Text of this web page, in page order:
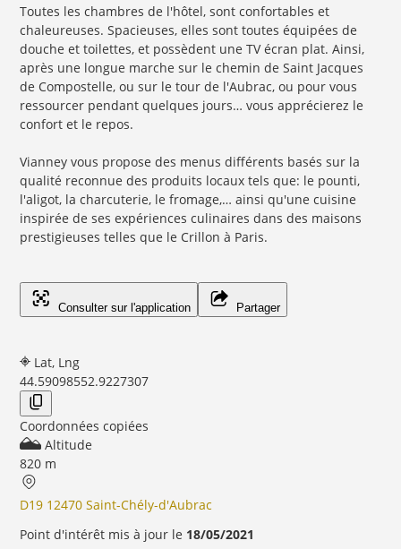
Toutes les chambres de l'hôtel, sont confortables et
chaleureuses. Spacieuses, elles sont toutes équipées de
douche et toilettes, et possèdent une TV écran plat. Ainsi,
après une longue marche sur le chemin de Saint Jacques
de Compostelle, ou sur le tour de l'Aubrac, ou pour vous
ressourcer pendant quelques jours… vous apprécierez le
confort et le repos.
Vianney vous propose des menus différents basés sur la
qualité reconnue des produits locaux tels que: le pounti,
l'aligot, la charcuterie, le fromage,… ainsi qu'une cuisine
inspirée de ses expériences culinaires dans des maisons
prestigieuses telles que le Crillon à Paris.
Consulter sur l'application Partager
Lat, Lng
44.59098552.9227307
Coordonnées copiées
Altitude
820 m
D19 12470 Saint-Chély-d'Aubrac
Point d'intérêt mis à jour le 18/05/2021